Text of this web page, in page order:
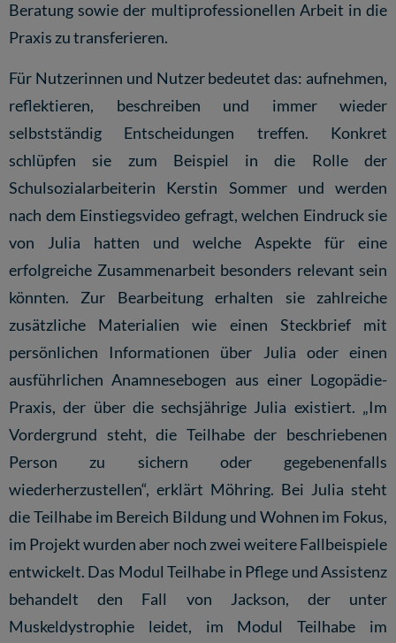
Beratung sowie der multiprofessionellen Arbeit in die
Praxis zu transferieren.
Für Nutzerinnen und Nutzer bedeutet das: aufnehmen,
reflektieren, beschreiben und immer wieder
selbstständig Entscheidungen treffen. Konkret
schlüpfen sie zum Beispiel in die Rolle der
Schulsozialarbeiterin Kerstin Sommer und werden
nach dem Einstiegsvideo gefragt, welchen Eindruck sie
von Julia hatten und welche Aspekte für eine
erfolgreiche Zusammenarbeit besonders relevant sein
könnten. Zur Bearbeitung erhalten sie zahlreiche
zusätzliche Materialien wie einen Steckbrief mit
persönlichen Informationen über Julia oder einen
ausführlichen Anamnesebogen aus einer Logopädie-
Praxis, der über die sechsjährige Julia existiert. „Im
Vordergrund steht, die Teilhabe der beschriebenen
Person zu sichern oder gegebenenfalls
wiederherzustellen“, erklärt Möhring. Bei Julia steht
die Teilhabe im Bereich Bildung und Wohnen im Fokus,
im Projekt wurden aber noch zwei weitere Fallbeispiele
entwickelt. Das Modul Teilhabe in Pflege und Assistenz
behandelt den Fall von Jackson, der unter
Muskeldystrophie leidet, im Modul Teilhabe im